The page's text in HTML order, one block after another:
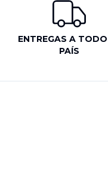
ENTREGAS A
PAÍS